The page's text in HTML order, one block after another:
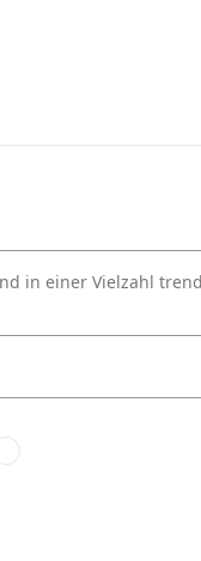
in einer Vielzahl